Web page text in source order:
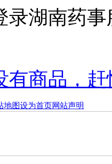
录湖南药
有商品，
地图设为首页网站声明